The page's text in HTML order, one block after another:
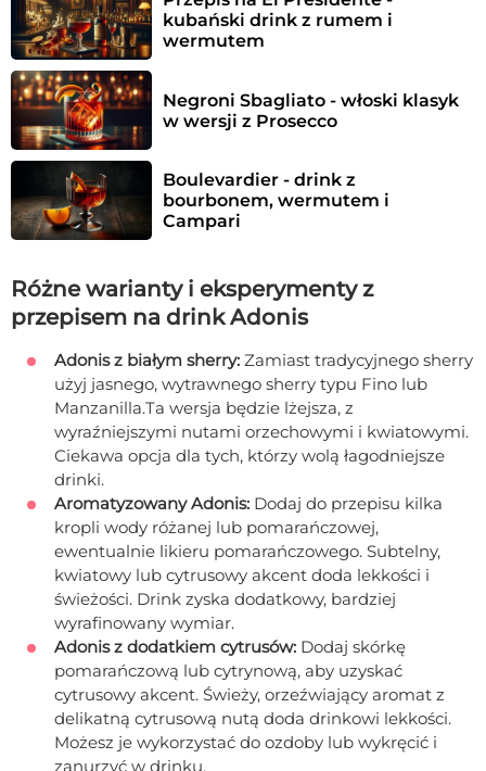
kubański drink z rumem i
wermutem
Negroni Sbagliato - włoski klasyk
w wersji z Prosecco
Boulevardier - drink z
bourbonem, wermutem i
Campari
Różne warianty i eksperymenty z
przepisem na drink Adonis
Adonis z białym sherry: Zamiast tradycyjnego sherry
użyj jasnego, wytrawnego sherry typu Fino lub
Manzanilla.Ta wersja będzie lżejsza, z
wyraźniejszymi nutami orzechowymi i kwiatowymi.
Ciekawa opcja dla tych, którzy wolą łagodniejsze
drinki.
Aromatyzowany Adonis: Dodaj do przepisu kilka
kropli wody różanej lub pomarańczowej,
ewentualnie likieru pomarańczowego. Subtelny,
kwiatowy lub cytrusowy akcent doda lekkości i
świeżości. Drink zyska dodatkowy, bardziej
wyrafinowany wymiar.
Adonis z dodatkiem cytrusów: Dodaj skórkę
pomarańczową lub cytrynową, aby uzyskać
cytrusowy akcent. Świeży, orzeźwiający aromat z
delikatną cytrusową nutą doda drinkowi lekkości.
Możesz je wykorzystać do ozdoby lub wykręcić i
zanurzyć w drinku.